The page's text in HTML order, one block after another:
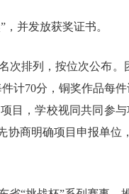
，并发放获奖证书。
次排列，按位次公布
计70分，铜奖作品每
目，学校视同共同参
协商明确项目申报单